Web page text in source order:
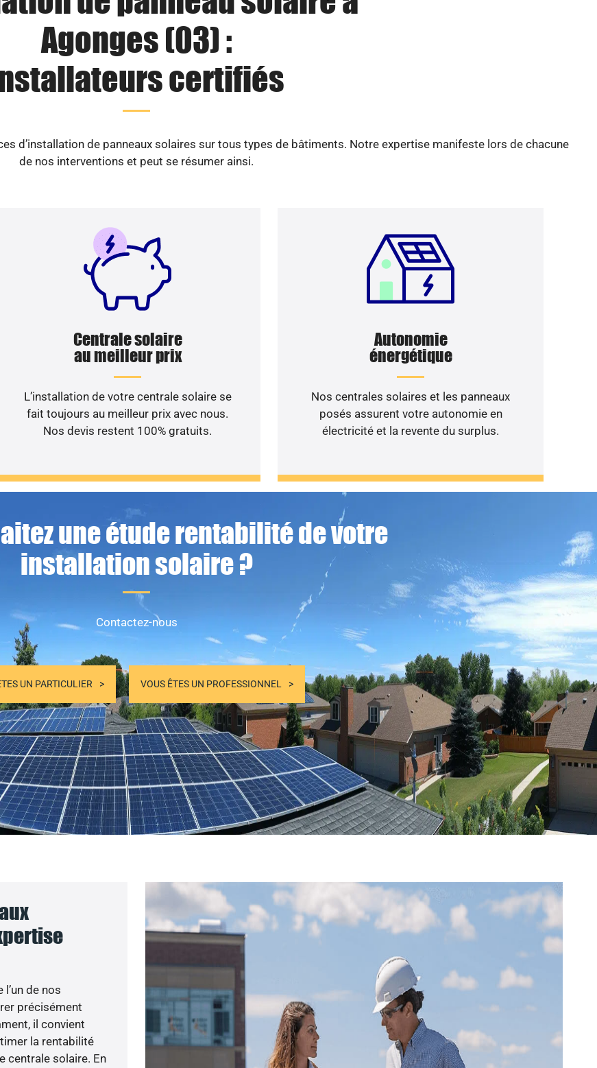
Agonges (03) :
certifiés
d’installation de panneaux solaires sur tous types de bâtiments. Notre expertise manifeste lors de chacune
de nos interventions et peut se résumer ainsi.
Centrale solaire
au meilleur prix
L’installation de votre centrale solaire se
fait toujours au meilleur prix avec nous.
Nos devis restent 100% gratuits.
Autonomie
énergétique
Nos centrales solaires et les panneaux
posés assurent votre autonomie en
électricité et la revente du surplus.
une étude rentabilité de votre
installation solaire ?
Contactez-nous
UN PARTICULIER VOUS ÊTES UN PROFESSIONNEL
de nos
précisément
il convient
la rentabilité
centrale solaire. En